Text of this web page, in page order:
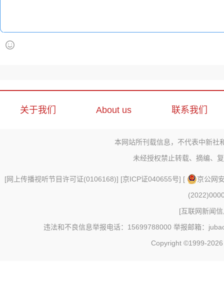
关于我们 About us 联系我们
本网站所刊载信息，不代表中新社
未经授权禁止转载、摘编、
[网上传播视听节目许可证(0106168)] [京ICP证040655号] [
京公网
[互联网新闻
违法和不良信息举报电话：15699788000 举报邮箱：
Copyright ©1999-